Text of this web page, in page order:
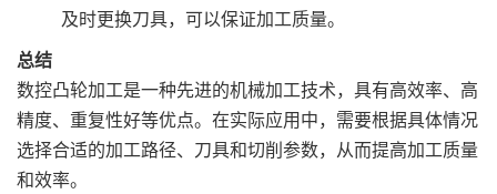
及时更换刀具，可以保证加工质量。
总结
数控凸轮加工是一种先进的机械加工技术，具有高效率、高
精度、重复性好等优点。在实际应用中，需要根据具体情况
选择合适的加工路径、刀具和切削参数，从而提高加工质量
和效率。